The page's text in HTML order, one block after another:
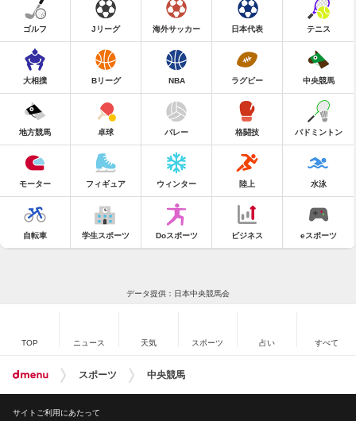
ゴルフ Jリーグ 海外サッカー 日本代表 テニス
大相撲 Bリーグ NBA ラグビー 中央競馬
地方競馬 卓球 バレー 格闘技 バドミントン
モーター フィギュア ウィンター 陸上 水泳
自転車 学生スポーツ Doスポーツ ビジネス eスポーツ
データ提供：日本中央競馬会
TOP ニュース 天気 スポーツ 占い すべて
スポーツ 中央競馬
サイトご利用にあたって